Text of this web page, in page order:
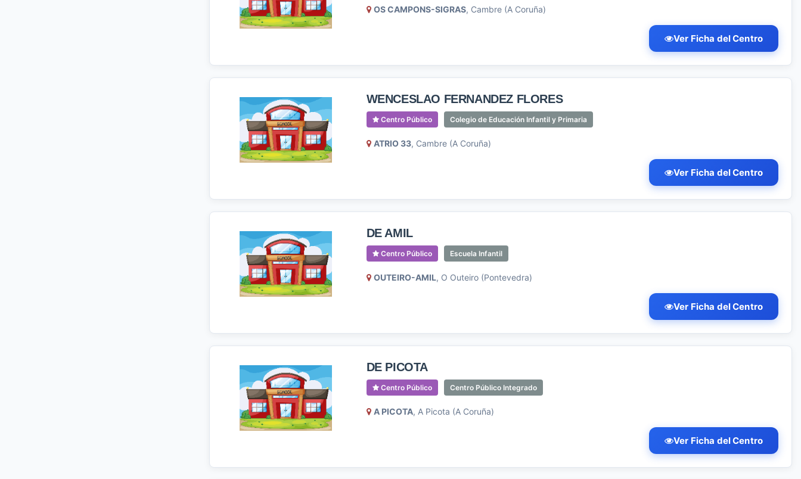
OS CAMPONS-SIGRAS, Cambre (A Coruña)
Ver Ficha del Centro
WENCESLAO FERNANDEZ FLORES
Centro Público Colegio de Educación Infantil y Primaria
ATRIO 33, Cambre (A Coruña)
Ver Ficha del Centro
DE AMIL
Centro Público Escuela Infantil
OUTEIRO-AMIL, O Outeiro (Pontevedra)
Ver Ficha del Centro
DE PICOTA
Centro Público Centro Público Integrado
A PICOTA, A Picota (A Coruña)
Ver Ficha del Centro